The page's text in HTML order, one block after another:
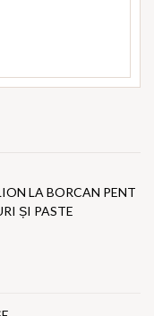
LA BORCAN PENT
ȘI PASTE